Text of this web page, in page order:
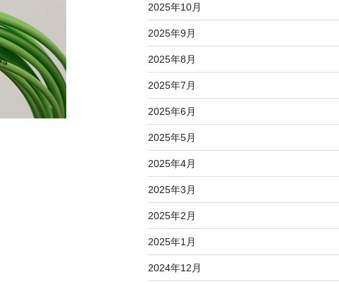
2025年10月
2025年9月
2025年8月
2025年7月
2025年6月
2025年5月
2025年4月
2025年3月
2025年2月
2025年1月
2024年12月